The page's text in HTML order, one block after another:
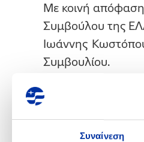
Συναίνεση
Με κοινή απόφαση
Συμβούλου της
Ιωάννης
Συμβουλίου.
Ο κ. Κωστόπουλος,
Η.Π.Α. ξεκίνησε
επιτελικές